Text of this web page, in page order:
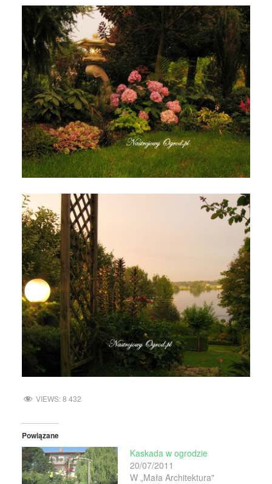
VIEWS:8 432
Powiązane
Kaskada w ogrodzie
20/07/2011
W „Mała Architektura"